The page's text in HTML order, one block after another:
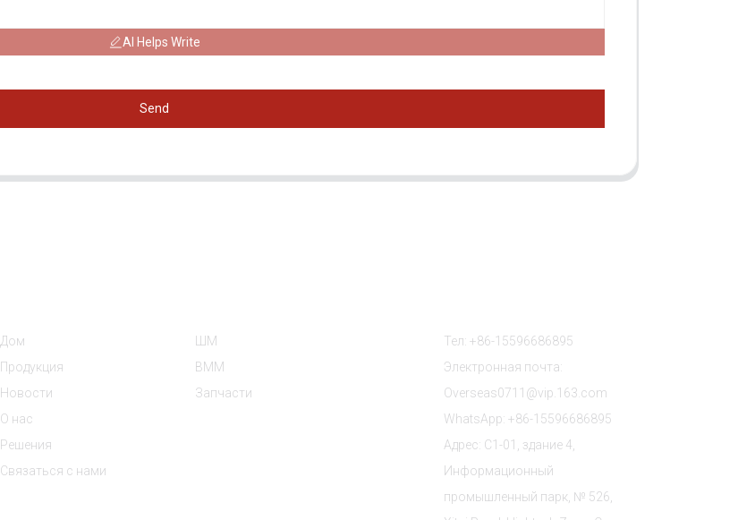
AI Helps Write
Send
Дом
Продукция
Новости
О нас
Решения
Связаться с нами
ШМ
ВММ
Запчасти
Тел: +86-15596686895
Электронная почта:
Overseas0711@vip.163.com
WhatsApp: +86-15596686895
Адрес: C1-01, здание 4,
Информационный
промышленный парк, № 526,